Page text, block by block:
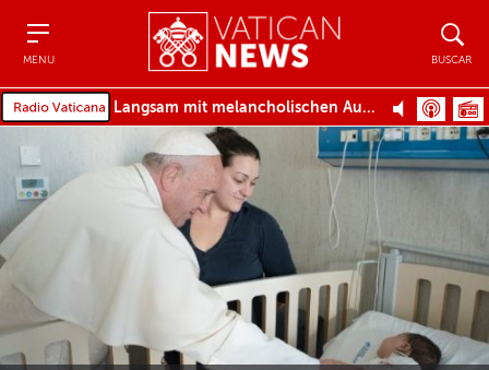
MENU BUSCAR
Langsam mit melancholischen Ausdruck